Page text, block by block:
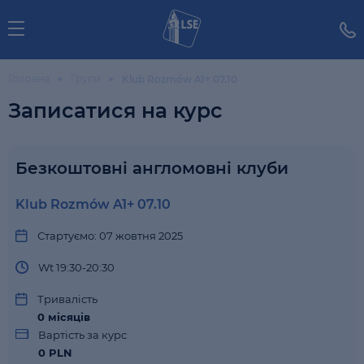
Записатися на курс
Безкоштовні англомовні клуби
Klub Rozmów A1+ 07.10
Стартуємо: 07 жовтня 2025
Wt 19:30-20:30
Тривалість
0 місяців
Вартість за курс
0 PLN